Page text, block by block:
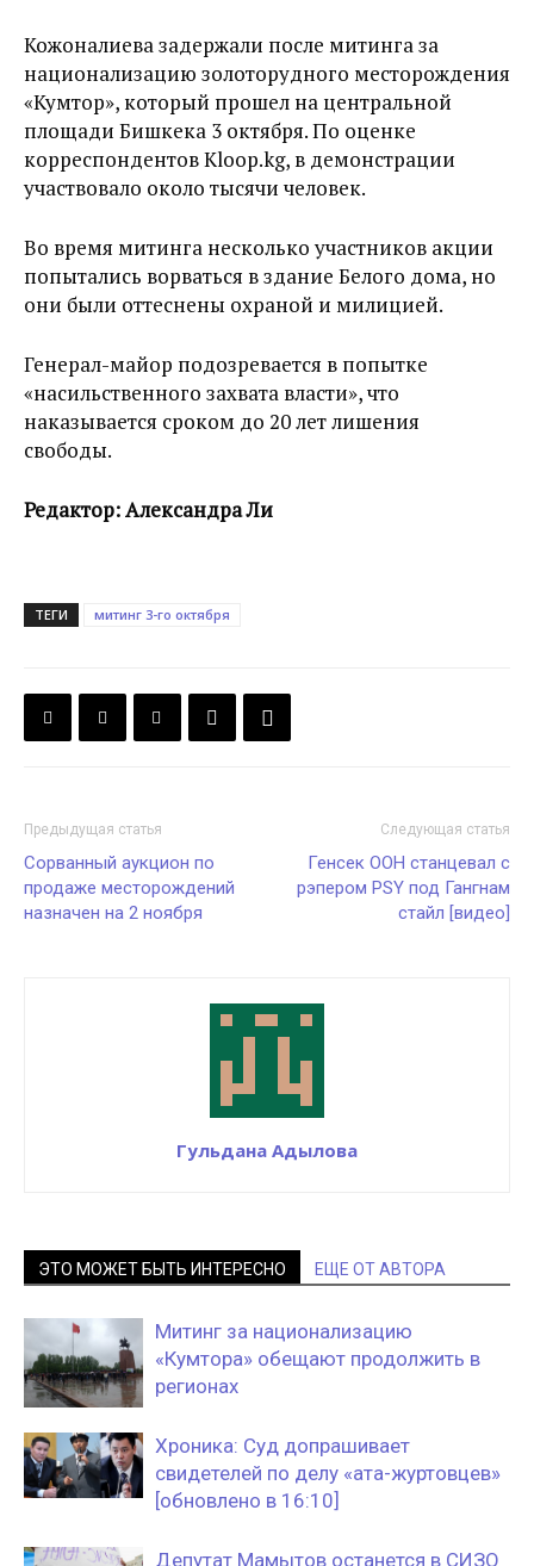
Кожоналиева задержали после митинга за
национализацию золоторудного месторождения
«Кумтор», который прошел на центральной
площади Бишкека 3 октября. По оценке
корреспондентов Kloop.kg, в демонстрации
участвовало около тысячи человек.
Во время митинга несколько участников акции
попытались ворваться в здание Белого дома, но
они были оттеснены охраной и милицией.
Генерал-майор подозревается в попытке
«насильственного захвата власти», что
наказывается сроком до 20 лет лишения
свободы.
Редактор: Александра Ли
ТЕГИ митинг 3-го октября
Предыдущая статья
Сорванный аукцион по
продаже месторождений
назначен на 2 ноября
Следующая статья
Генсек ООН станцевал с
рэпером PSY под Гангнам
стайл [видео]
Гульдана Адылова
ЭТО МОЖЕТ БЫТЬ ИНТЕРЕСНО ЕЩЕ ОТ АВТОРА
Митинг за национализацию
«Кумтора» обещают продолжить в
регионах
Хроника: Суд допрашивает
свидетелей по делу «ата-журтовцев»
[обновлено в 16:10]
Депутат Мамытов останется в СИЗО